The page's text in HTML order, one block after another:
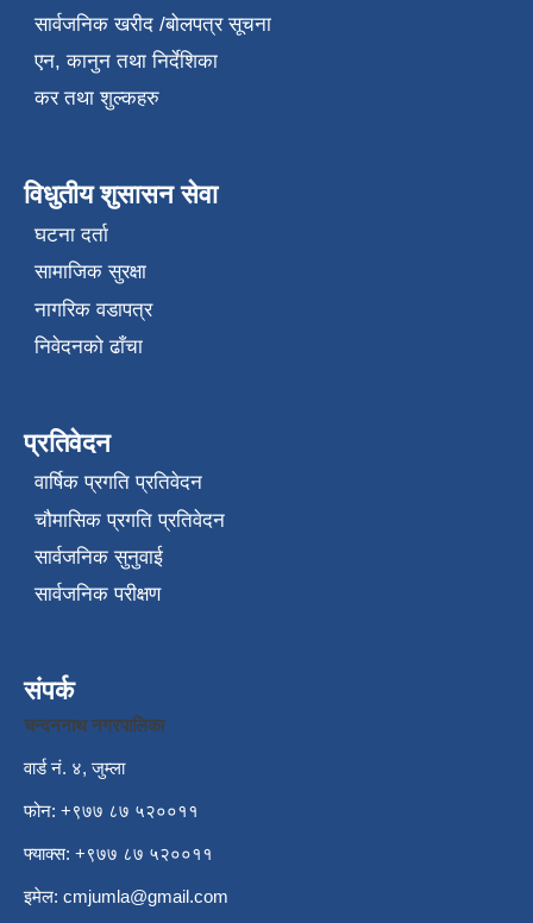
सार्वजनिक खरीद /बोलपत्र सूचना
एन, कानुन तथा निर्देशिका
कर तथा शुल्कहरु
विधुतीय शुसासन सेवा
घटना दर्ता
सामाजिक सुरक्षा
नागरिक वडापत्र
निवेदनको ढाँचा
प्रतिवेदन
वार्षिक प्रगति प्रतिवेदन
चौमासिक प्रगति प्रतिवेदन
सार्वजनिक सुनुवाई
सार्वजनिक परीक्षण
संपर्क
चन्दननाथ नगरपालिका
वार्ड नं. ४, जुम्ला
फोन: +९७७ ८७ ५२००११
फ्याक्स: +९७७ ८७ ५२००११
इमेल: cmjumla@gmail.com